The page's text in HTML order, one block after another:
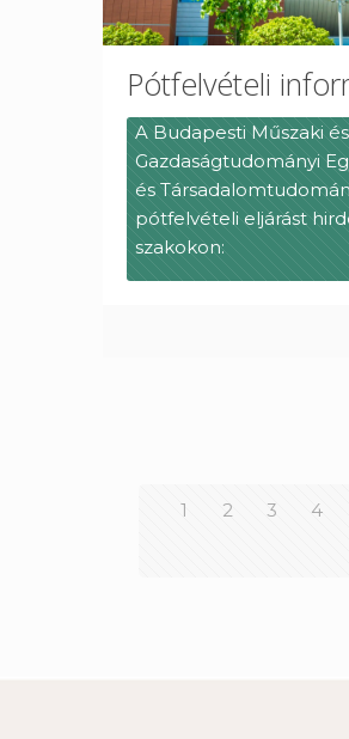
Pótfelvételi
A Budapesti Műszaki és
Gazdaságtudományi
és
pótfelvételi eljárást
szakokon:
1 2 3 4